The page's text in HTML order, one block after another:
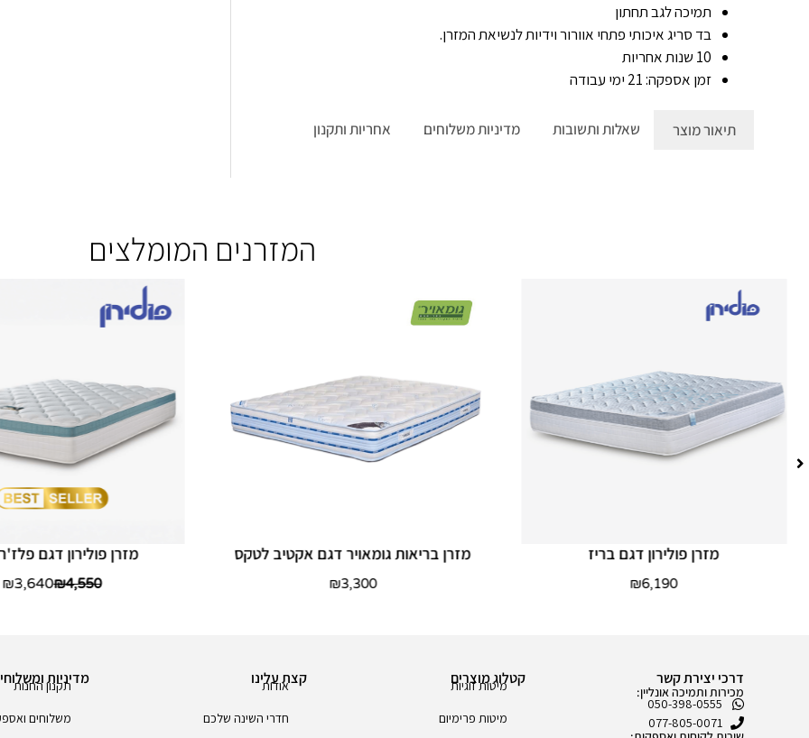
תיאורמוצר שאלותותשובות מדיניותמשלוחים אחריותותקנון
תמיכה לגב תחתון
בד סריג איכותי פתחי אוורור וידיות לנשיאת המזרן.
10 שנות אחריות
זמן אספקה: 21 ימי עבודה
המזרנים המומלצים
מזרן פולירון דגם בריז
₪6,190
מזרן בריאות גומאויר דגם אקטיב לטקס
₪3,300
מזרן פולירון דגם
₪4,550
₪3,640
דרכי יצירת קשר
מכירות ותמיכה אונליין:
050-398-0555
077-805-0071
קטלוג מוצרים
מיטות זוגיות
מיטות פרימיום
קצת עלינו
אודות
חדרי השינה שלכם
מדיניות
תקנון החנות
משלוחים